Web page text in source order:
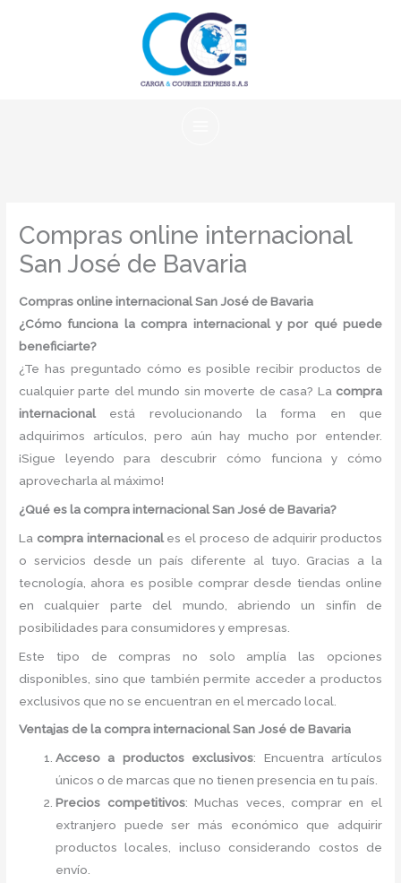
Compras online internacional
San José de Bavaria
Compras online internacional San José de Bavaria
¿Cómo funciona la compra internacional y por qué puede
beneficiarte?
¿Te has preguntado cómo es posible recibir productos de
cualquier parte del mundo sin moverte de casa? La compra
internacional está revolucionando la forma en que
adquirimos artículos, pero aún hay mucho por entender.
¡Sigue leyendo para descubrir cómo funciona y cómo
aprovecharla al máximo!
¿Qué es la compra internacional San José de Bavaria?
La compra internacionales el proceso de adquirir productos
o servicios desde un país diferente al tuyo. Gracias a la
tecnología, ahora es posible comprar desde tiendas online
en cualquier parte del mundo, abriendo un sinfín de
posibilidades para consumidores y empresas.
Este tipo de compras no solo amplía las opciones
disponibles, sino que también permite acceder a productos
exclusivos que no se encuentran en el mercado local.
Ventajas de la compra internacional San José de Bavaria
Acceso a productos exclusivos: Encuentra artículos
únicos o de marcas que no tienen presencia en tu país.
Precios competitivos: Muchas veces, comprar en el
extranjero puede ser más económico que adquirir
productos locales, incluso considerando costos de
envío.